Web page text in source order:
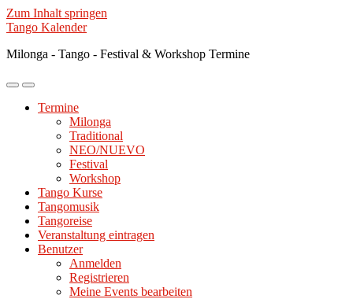
Zum Inhalt springen
Tango Kalender
Milonga - Tango - Festival & Workshop Termine
Mobile-
ein-/ausblenden
Suchfeld
ein-/ausblenden
Termine
Milonga
Traditional
NEO/NUEVO
Festival
Workshop
Tango Kurse
Tangomusik
Tangoreise
Veranstaltung eintragen
Benutzer
Anmelden
Registrieren
Meine Events bearbeiten